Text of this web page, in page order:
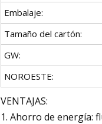
Embalaje:
Tamaño del cartón:
GW:
NOROESTE:
VENTAJAS:
1. Ahorro de energía: